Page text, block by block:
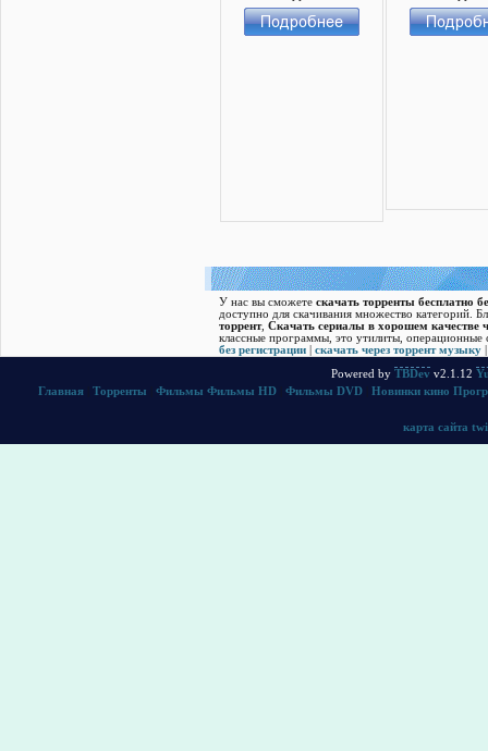
У нас вы сможете скачать торренты бесплатно
доступно для скачивания множество категорий.
торрент, Скачать cериалы в хорошем качестве
классные программы, это утилиты,
без регистрации| скачать через торрент музыку
Powered by TBDev v2.1.12
Главная
Торренты Фильмы Фильмы HD Фильмы DVD Новинки кино
карта сайта